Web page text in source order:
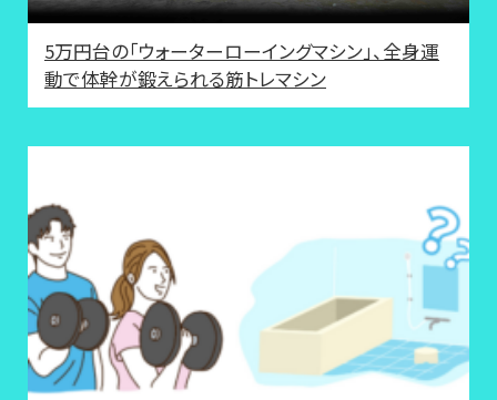
5万円台の「ウォーターローイングマシン」、全身運
動で体幹が鍛えられる筋トレマシン